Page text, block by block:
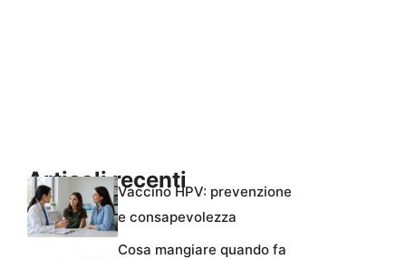
Articoli recentiVaccino HPV: prevenzione
e consapevolezza
Cosa mangiare quando fa